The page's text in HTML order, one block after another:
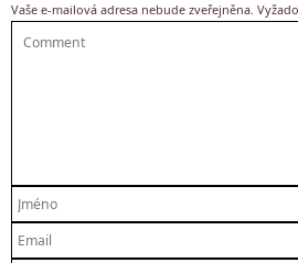
Vaše e-mailová adresa nebude zveřejněna.